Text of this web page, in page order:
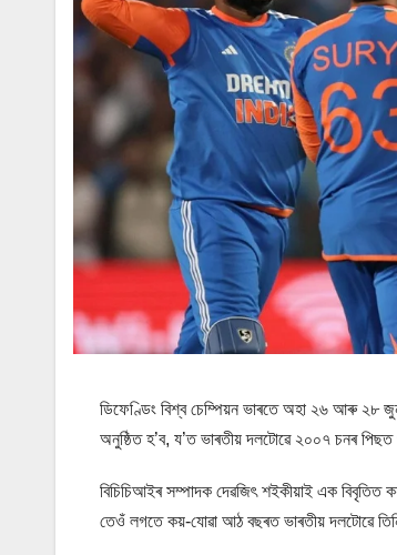
ডিফেণ্ডিং বিশ্ব চেম্পিয়ন ভাৰতে অহা ২৬ আৰু ২৮
অনুষ্ঠিত হ’ব, য’ত ভাৰতীয় দলটোৱে ২০০৭ চনৰ পিছত
বিচিচিআইৰ সম্পাদক দেৱজিৎ শইকীয়াই এক
তেওঁ লগতে কয়-যোৱা আঠ বছৰত ভাৰতীয় দলটোৱে